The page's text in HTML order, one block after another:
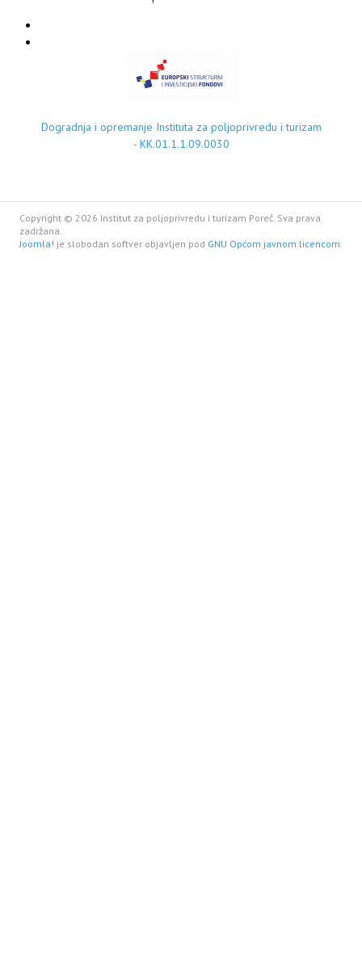
Dogradnja i opremanje Instituta za poljoprivredu i turizam
- KK.01.1.1.09.0030
Copyright © 2026 Institut za poljoprivredu i turizam Poreč. Sva prava
zadržana.
Joomla! je slobodan softver objavljen pod GNU Općom javnom licencom.